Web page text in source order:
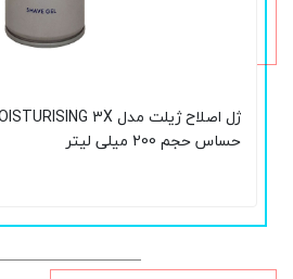
حساس حجم 200 میلی لیتر